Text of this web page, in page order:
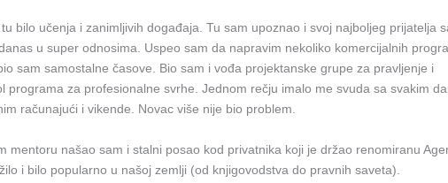
bilo učenja i zanimljivih događaja. Tu sam upoznao i svoj najboljeg prijatelja
u super odnosima. Uspeo sam da napravim nekoliko komercijalnih
sam samostalne časove. Bio sam i vođa projektanske grupe za pravljenje i
programa za profesionalne svrhe. Jednom rečju imalo me svuda sa svakim
računajući i vikende. Novac više nije bio problem.
mentoru našao sam i stalni posao kod privatnika koji je držao renomiranu
i bilo popularno u našoj zemlji (od knjigovodstva do pravnih saveta).